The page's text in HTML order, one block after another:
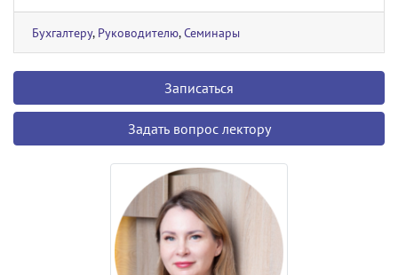
Бухгалтеру, Руководителю,Семинары
Записаться
Задать вопрос лектору